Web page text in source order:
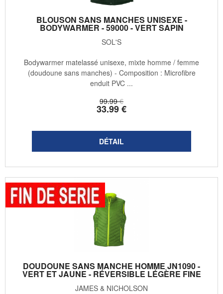
BLOUSON SANS MANCHES UNISEXE -
BODYWARMER - 59000 - VERT SAPIN
SOL'S
99.99 €
33.99€
Bodywarmer matelassé unisexe, mixte homme / femme
(doudoune sans manches) - Composition : Microfibre
enduit PVC ...
DOUDOUNE SANS MANCHE HOMME JN1090 -
VERT ET JAUNE - RÉVERSIBLE LÉGÈRE FINE
JAMES & NICHOLSON